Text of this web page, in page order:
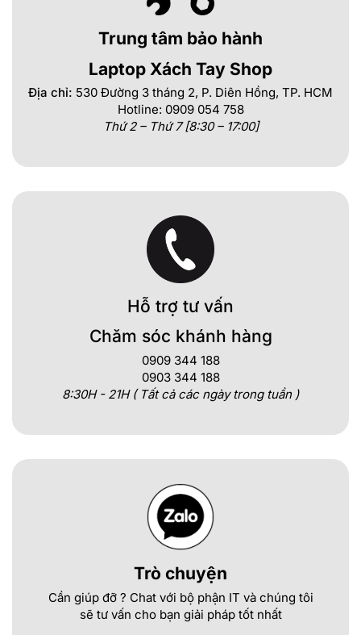
Trung tâm bảo hành
Laptop Xách Tay Shop
Địa chỉ: 530 Đường 3 tháng 2, P. Diên Hồng, TP. HCM
Hotline: 0909 054 758
Thứ 2 – Thứ 7 [8:30 – 17:00]
Hỗ trợ tư vấn
Chăm sóc khánh hàng
0909 344 188
0903 344 188
8:30H - 21H ( Tất cả các ngày trong tuần )
Trò chuyện
Cần giúp đỡ ? Chat với bộ phận IT và chúng tôi
sẽ tư vấn cho bạn giải pháp tốt nhất